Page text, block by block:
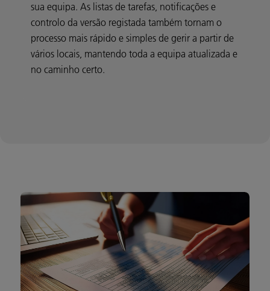
sua equipa. As listas de tarefas, notificações e
controlo da versão registada também tornam o
processo mais rápido e simples de gerir a partir de
vários locais, mantendo toda a equipa atualizada e
no caminho certo.